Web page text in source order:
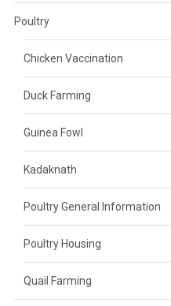
Poultry
Chicken Vaccination
Duck Farming
Guinea Fowl
Kadaknath
Poultry General Information
Poultry Housing
Quail Farming